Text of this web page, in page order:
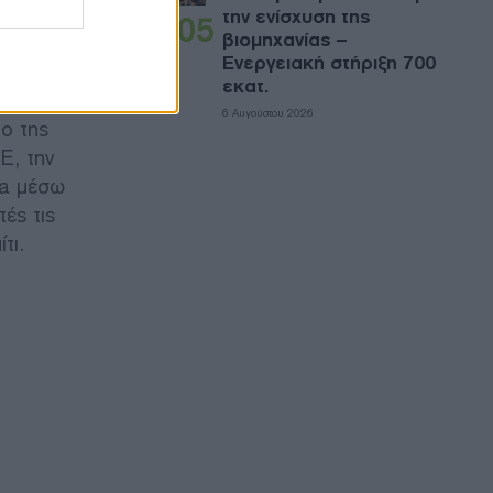
της
την
μέσω
τις
05 την ενίσχυση της
βιομηχανίας –
Ενεργειακή στήριξη 700
εκατ.
6 Αυγούστου 2026